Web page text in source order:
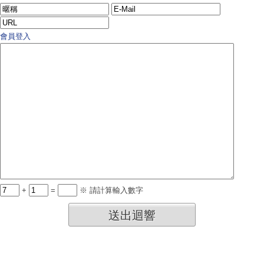
會員登入
+ = ※ 請計算輸入數字
送出迴響